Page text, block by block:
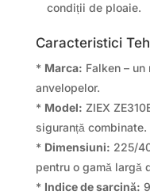
condiții de ploaie.
Caracteristici
* Marca: Falken –
anvelopelor.
* Model: ZIEX
siguranță combinate.
* Dimensiuni: 225/
pentru o gamă largă
* Indice de sarcină: